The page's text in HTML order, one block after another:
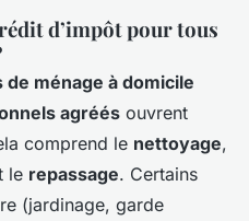
d’impôt pour tous
ménage à domicile
agréés ouvrent
comprend le nettoyage,
le repassage. Certains
(jardinage, garde